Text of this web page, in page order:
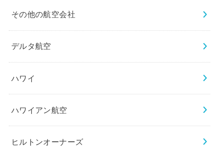
その他の航空会社
デルタ航空
ハワイ
ハワイアン航空
ヒルトンオーナーズ